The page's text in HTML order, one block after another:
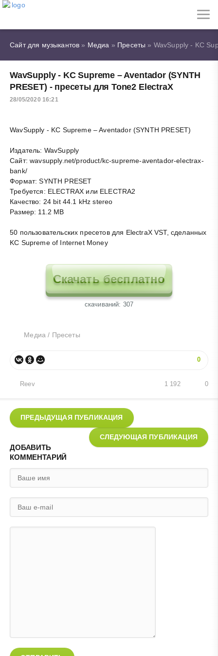
Сайт для музыкантов » Медиа » Пресеты » WavSupply - KC
WavSupply - KC Supreme – Aventador (SYNTH
PRESET) - пресеты для Tone2 ElectraX
28/05/2020 16:21
WavSupply - KC Supreme – Aventador (SYNTH PRESET)
Издатель: WavSupply
Сайт: wavsupply.net/product/kc-supreme-aventador-electrax-
bank/
Формат: SYNTH PRESET
Требуется: ELECTRAX или ELECTRA2
Качество: 24 bit 44.1 kHz stereo
Размер: 11.2 MB
50 пользовательских пресетов для ElectraX VST, сделанных
KC Supreme of Internet Money
Скачать бесплатно
cкачиваний: 307
Медиа / Пресеты
0
Reev 0
1 192
ПРЕДЫДУЩАЯ ПУБЛИКАЦИЯ
СЛЕДУЮЩАЯ ПУБЛИКАЦИЯ
ДОБАВИТЬ
КОММЕНТАРИЙ